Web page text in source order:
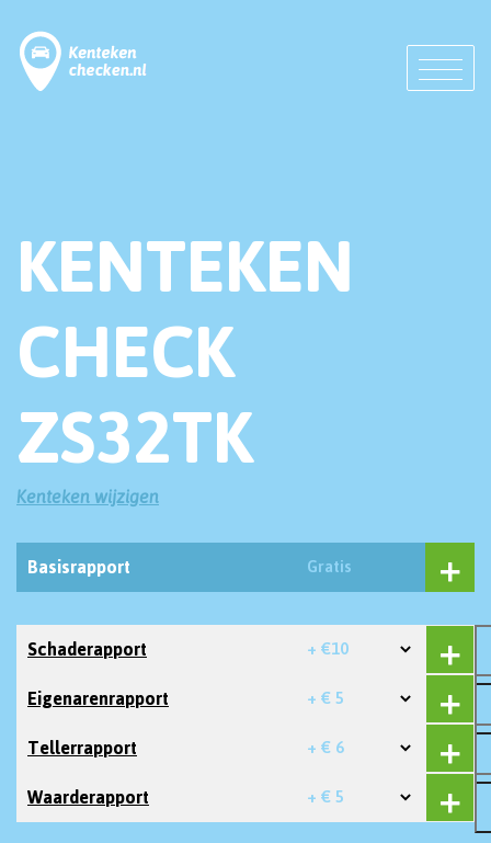
KENTEKEN
CHECK
ZS32TK
Kenteken wijzigen
Basisrapport Gratis
Schaderapport + €10
Eigenarenrapport + € 5
Tellerrapport + € 6
Waarderapport + € 5